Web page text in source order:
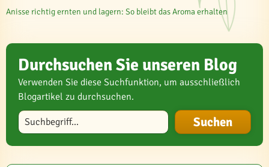
Anisse richtig ernten und lagern: So bleibt das Aroma erhalten
Durchsuchen Sie unseren Blog
Verwenden Sie diese Suchfunktion, um ausschließlich
Blogartikel zu durchsuchen.
Blog durchsuchen